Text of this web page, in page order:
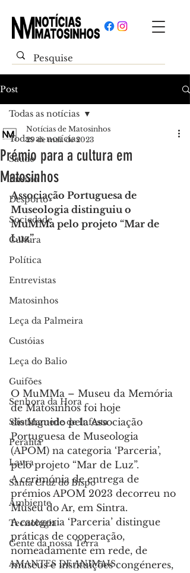
Post
Todas as notícias
Saúde
Ensino
Desporto
Sociedade
Cultura
Política
Entrevistas
Matosinhos
Leça da Palmeira
Custóias
Leça do Balio
Guifões
Senhora da Hora
São Mamede de Infesta
Perafita
Lavra
Santa Cruz do Bispo
Ambiente
Tecnologia
Gente da nossa Terra
AMANTES DE ANIMAIS
Todas as notícias
Prémio para a cultura em
Matosinhos
Notícias de Matosinhos
29 de mai. de 2023
Associação Portuguesa de
Museologia distinguiu o
MuMMa pelo projeto “Mar de
Luz”
O MuMMa – Museu da Memória
de Matosinhos foi hoje
distinguido pela Associação
Portuguesa de Museologia
(APOM) na categoria ‘Parceria’,
pelo projeto “Mar de Luz”.
A cerimónia de entrega de
prémios APOM 2023 decorreu no
Museu do Ar, em Sintra.
A categoria ‘Parceria’ distingue
práticas de cooperação,
nomeadamente em rede, de
museus e instituições congéneres,